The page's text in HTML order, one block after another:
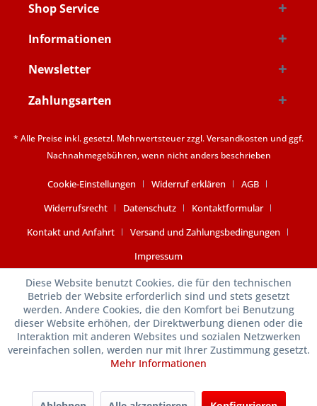
Shop Service
Informationen
Newsletter
Zahlungsarten
* Alle Preise inkl. gesetzl. Mehrwertsteuer zzgl.Versandkosten und ggf.
Nachnahmegebühren, wenn nicht anders beschrieben
Cookie-Einstellungen Widerruf erklären
AGB
Widerrufsrecht
Datenschutz
Kontaktformular
Kontakt und Anfahrt
Versand und Zahlungsbedingungen
Impressum
Diese Website benutzt Cookies, die für den technischen
Betrieb der Website erforderlich sind und stets gesetzt
werden. Andere Cookies, die den Komfort bei Benutzung
dieser Website erhöhen, der Direktwerbung dienen oder die
Interaktion mit anderen Websites und sozialen Netzwerken
vereinfachen sollen, werden nur mit Ihrer Zustimmung gesetzt.
Mehr Informationen